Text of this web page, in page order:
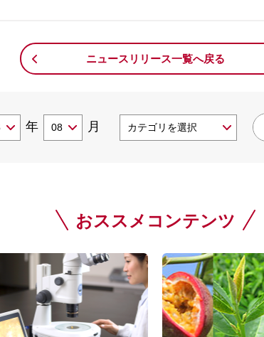
ニュースリリース一覧へ戻る
年 月
おススメコンテンツ